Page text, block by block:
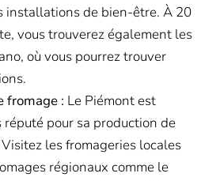
installations de bien-être. À 20
vous trouverez également les
où vous pourrez trouver
fromage : Le Piémont est
pour sa production de
les fromageries locales
régionaux comme le